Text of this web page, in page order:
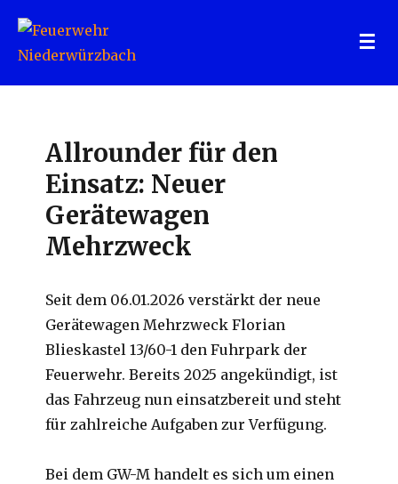
Feuerwehr Niederwürzbach
Allrounder für den
Einsatz: Neuer
Gerätewagen
Mehrzweck
Seit dem 06.01.2026 verstärkt der neue
Gerätewagen Mehrzweck Florian
Blieskastel 13/60-1 den Fuhrpark der
Feuerwehr. Bereits 2025 angekündigt, ist
das Fahrzeug nun einsatzbereit und steht
für zahlreiche Aufgaben zur Verfügung.
Bei dem GW-M handelt es sich um einen